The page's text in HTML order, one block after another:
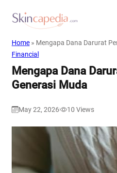
Home » Mengapa Dana Darurat
Financial
Mengapa Dana
Generasi Muda
May 22, 2026 10 Views